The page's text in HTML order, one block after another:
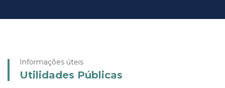
Informações úteis
Utilidades Públicas